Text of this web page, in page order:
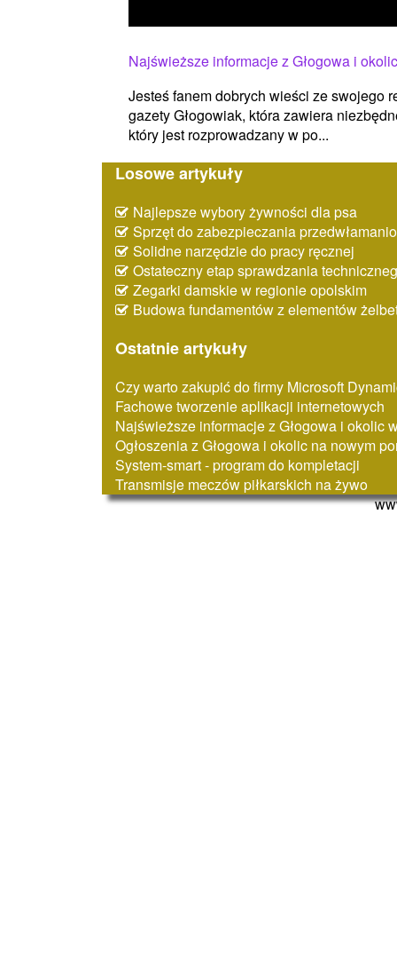
Najświeższe informacje z Głogowa i
Jesteś fanem dobrych wieści ze swojego
gazety Głogowiak, która zawiera
który jest rozprowadzany w po...
Losowe artykuły
Najlepsze wybory żywności dla psa
Sprzęt do zabezpieczania
Solidne narzędzie do pracy ręcznej
Ostateczny etap sprawdzania
Zegarki damskie w regionie opolskim
Budowa fundamentów z elementów
Ostatnie artykuły
Czy warto zakupić do firmy Microsoft
Fachowe tworzenie aplikacji internetowych
Najświeższe informacje z Głogowa i okolic
Ogłoszenia z Głogowa i okolic na nowym
System-smart - program do kompletacji
Transmisje meczów piłkarskich na żywo